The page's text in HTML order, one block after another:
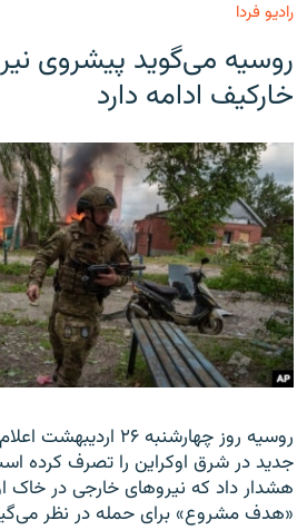
رادیو فردا
روسیه می‌گوید پیشروی
خارکیف ادامه دارد
روسیه روز چهارشنبه ۲۶
جدید در شرق اوکراین را تصرف کرده
هشدار داد که نیروهای خارجی در خاک
«هدف مشروع» برای حمله در نظر